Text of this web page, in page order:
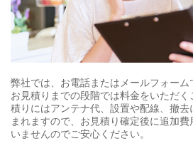
弊社では、お電話またはメールフォーム
お見積りまでの段階では料金をいただく
積りにはアンテナ代、設置や配線、撤
まれますので、お見積り確定後に追加
いませんのでご安心ください。